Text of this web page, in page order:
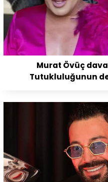
Murat Övüç
Tutukluluğunun